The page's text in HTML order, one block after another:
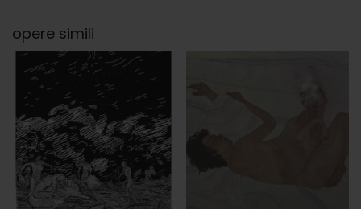
opere simili